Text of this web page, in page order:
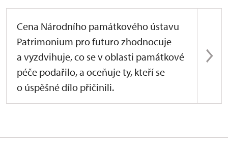
Cena Národního památkového ústavu
Patrimonium pro futuro zhodnocuje
a vyzdvihuje, co se v oblasti památkové
péče podařilo, a oceňuje ty, kteří se
o úspěšné dílo přičinili.